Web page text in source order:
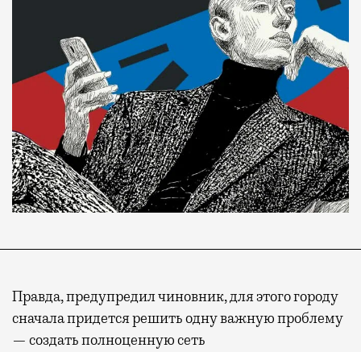
Правда, предупредил чиновник, для этого городу
сначала придется решить одну важную проблему
— создать полноценную сеть